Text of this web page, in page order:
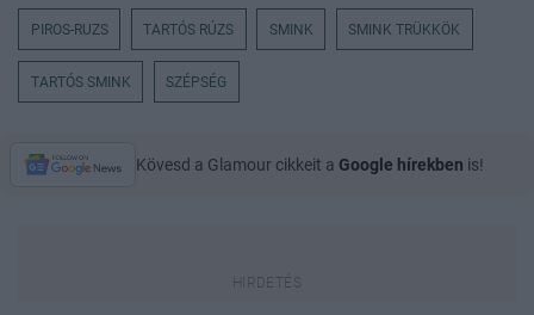
PIROS-RUZS TARTÓS RÚZS SMINK SMINK TRÜKKÖK
TARTÓS SMINK SZÉPSÉG
Kövesd a Glamour cikkeit a Google hírekben is!